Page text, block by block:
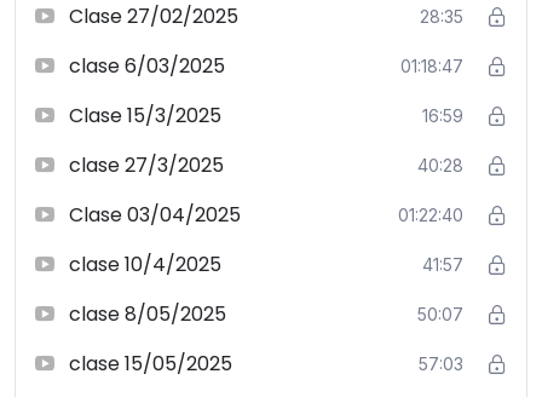
Clase 27/02/2025 28:35
clase 6/03/2025 01:18:47
Clase 15/3/2025 16:59
clase 27/3/2025 40:28
Clase 03/04/2025 01:22:40
clase 10/4/2025 41:57
clase 8/05/2025 50:07
clase 15/05/2025 57:03